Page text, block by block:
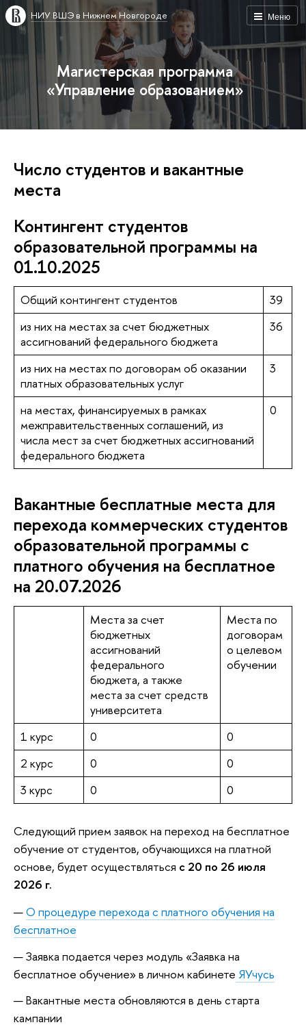
Меню
НИУ ВШЭ в Нижнем Новгороде
Магистерская программа
«Управление образованием»
Число студентов и вакантные
места
Контингент студентов
образовательной программы на
01.10.2025
Общий контингент студентов
39
из них на местах за счет бюджетных
ассигнований федерального бюджета
36
из них на местах по договорам об оказании
платных образовательных услуг
3
на местах, финансируемых в рамках
межправительственных соглашений, из
числа мест за счет бюджетных ассигнований
федерального бюджета
0
Вакантные бесплатные места для
перехода коммерческих студентов
образовательной программы с
платного обучения на бесплатное
на 20.07.2026
Места за счет
бюджетных
ассигнований
федерального
бюджета, а также
места за счет средств
университета
Места по
договорам
о целевом
обучении
1 курс 0
0
2 курс
0
0
3 курс
0 0
Следующий прием заявок на переход на бесплатное
обучение от студентов, обучающихся на платной
основе, будет осуществляться с 20 по 26 июля
2026 г.
О процедуре перехода с платного обучения на
бесплатное
Заявка подается через модуль «Заявка на
бесплатное обучение» в личном кабинете ЯУчусь
Вакантные места обновляются в день старта
кампании